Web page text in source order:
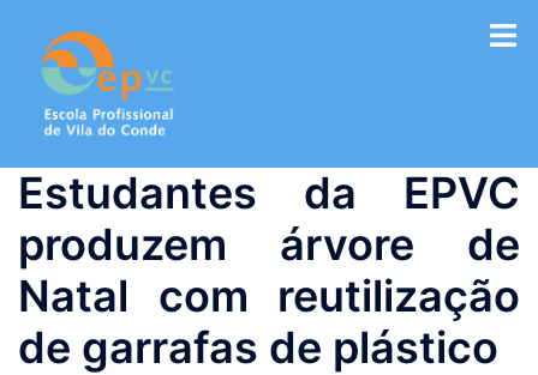
conteúdo
Estudantes da EPVC
produzem árvore de
Natal com reutilização
de garrafas de plástico